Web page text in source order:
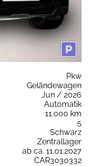
Pkw
Geländewagen
Jun / 2026
Automatik
11.000 km
5
Schwarz
Zentrallager
ab ca. 11.01.2027
CAR3030332